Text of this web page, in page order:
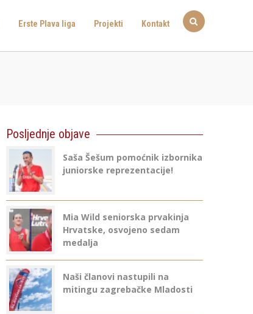
Erste Plava liga Projekti Kontakt
Posljednje objave
Saša Šešum pomoćnik izbornika
juniorske reprezentacije!
Mia Wild seniorska prvakinja
Hrvatske, osvojeno sedam
medalja
Naši članovi nastupili na
mitingu zagrebačke Mladosti